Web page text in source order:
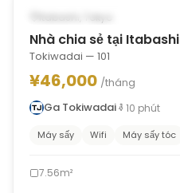
Itabashi, Tokyo
Nhà chia sẻ tại Itabashi
Tokiwadai — 101
¥46,000 /tháng
Ga Tokiwadai
10 phút
Máy sấy Wifi Máy sấy tóc
7.56m²